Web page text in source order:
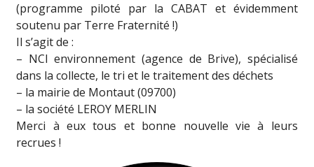
(programme piloté par la CABAT et évidemment
soutenu par Terre Fraternité !)
Il s’agit de :
– NCI environnement (agence de Brive), spécialisé
dans la collecte, le tri et le traitement des déchets
– la mairie de Montaut (09700)
– la société LEROY MERLIN
Merci à eux tous et bonne nouvelle vie à leurs
recrues !